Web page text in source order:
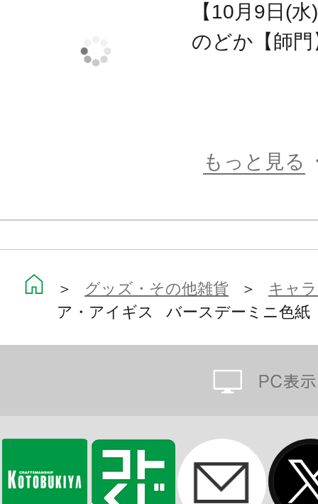
【10月9日(
のどか【師
もっと見る
＞ グッズ・その他雑貨 ＞ キャ
ア・アイギス バースデーミニ色